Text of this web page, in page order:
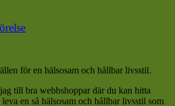
för en hälsosam och hållbar livsstil.
till bra webbshoppar där du kan hitta
en så hälsosam och hållbar livsstil som